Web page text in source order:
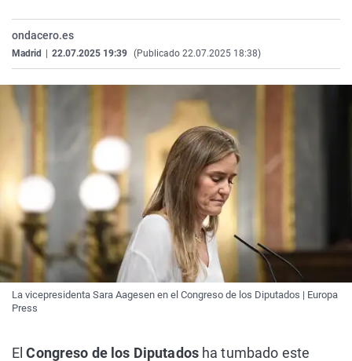
Como el perro y el
Equipo de
La Rioja
Elecciones
ondacero.es
Madrid 22.07.2025 19:39 (Publicado 22.07.2025 18:38)
La vicepresidenta Sara Aagesen en el Congreso de los Diputados | Europa
Press
ElCongreso de los Diputadosha tumbado este